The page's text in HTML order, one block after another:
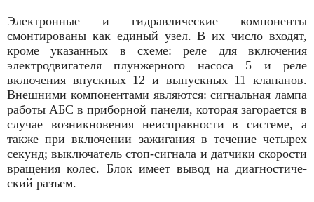
Электронные и гидравлические компонен­ты
смонтированы как единый узел. В их чис­ло входят,
кроме указанных в схеме: реле для включения
электродвигателя плунжер­ного насоса 5 и реле
включения впускных 12 и выпускных 11 клапанов.
Внешними ком­понентами являются: сигнальная лампа
работы АБС в приборной панели, которая загорается в
случае возникновения неисправ­ности в системе, а
также при включении за­жигания в течение четырех
секунд; выключа­тель стоп-сигнала и датчики скорости
враще­ния колес. Блок имеет вывод на диагностиче­
ский разъем.